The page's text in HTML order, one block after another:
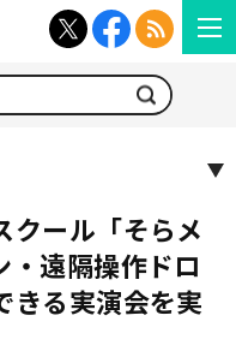
クール「そらメ
・遠隔操作ドロ
きる実演会を実